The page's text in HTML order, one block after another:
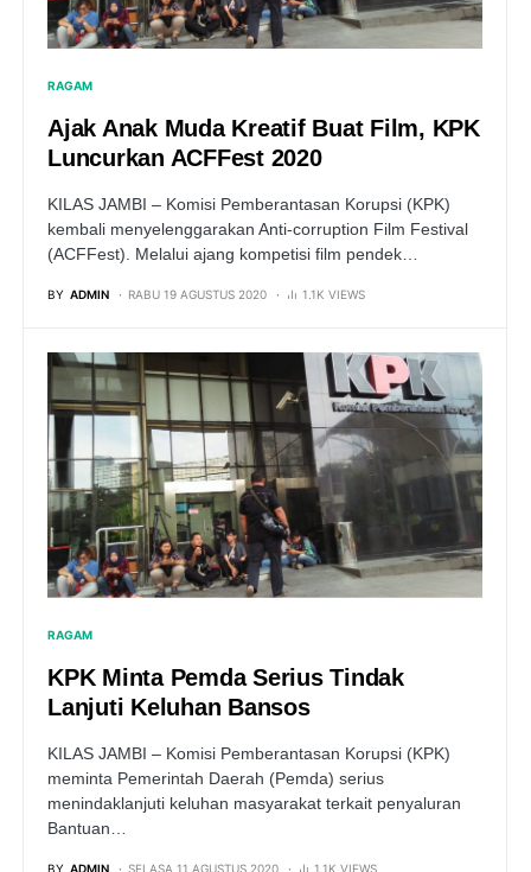
RAGAM
Ajak Anak Muda Kreatif Buat Film, KPK
Luncurkan ACFFest 2020
KILAS JAMBI – Komisi Pemberantasan Korupsi (KPK)
kembali menyelenggarakan Anti-corruption Film Festival
(ACFFest). Melalui ajang kompetisi film pendek…
BY ADMIN RABU 19 AGUSTUS 2020 1.1K VIEWS
RAGAM
KPK Minta Pemda Serius Tindak
Lanjuti Keluhan Bansos
KILAS JAMBI – Komisi Pemberantasan Korupsi (KPK)
meminta Pemerintah Daerah (Pemda) serius
menindaklanjuti keluhan masyarakat terkait penyaluran
Bantuan…
BY ADMIN SELASA 11 AGUSTUS 2020 1.1K VIEWS